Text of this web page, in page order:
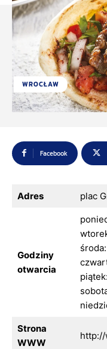
WROCŁAW
Facebook
Adres plac
Godziny
otwarcia
Strona
WWW
http://